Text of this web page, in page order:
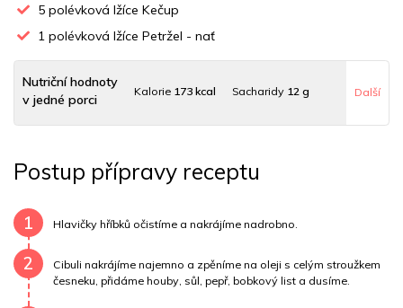
5 polévková lžíce Kečup
1 polévková lžíce Petržel - nať
Nutriční hodnoty
v jedné porci
Kalorie 173 kcal Sacharidy 12 g
Uhlovodany6 g Cholesterol7 mg
Draslík 344.7 mg Vláknina 4848 mg
Vitamín B6
Další
Postup přípravy receptu
1 Hlavičky hříbků očistíme a nakrájíme nadrobno.
2
Cibuli nakrájíme najemno a zpěníme na oleji s celým stroužkem
česneku, přidáme houby, sůl, pepř, bobkový list a dusíme.